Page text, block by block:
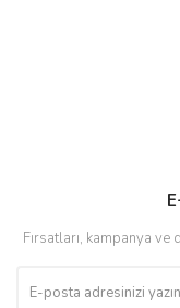
Fırsatları, kampanya